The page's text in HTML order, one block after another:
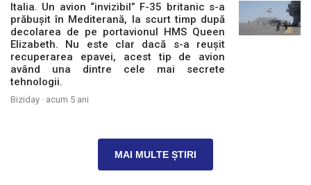
Italia. Un avion “invizibil” F-35 britanic s-a
prăbușit în Mediterană, la scurt timp după
decolarea de pe portavionul HMS Queen
Elizabeth. Nu este clar dacă s-a reușit
recuperarea epavei, acest tip de avion
având una dintre cele mai secrete
tehnologii.
Biziday · acum 5 ani
MAI MULTE ȘTIRI